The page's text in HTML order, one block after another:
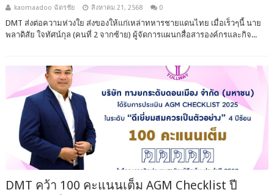
kaomaadoo ฉัตรชัย สิงหาคม 21, 2568 0
DMT ส่งต่อความห่วงใย ส่งของให้แก่เหล่าทหารชายแดนไทย เมื่อเร็วๆนี้ นาย
พลาดิสัย ใจทัศน์กุล (คนที่ 2 จากซ้าย) ผู้จัดการแผนกสื่อสารองค์กรและกิจ...
DMT คว้า 100 คะแนนเต็ม AGM Checklist ปี